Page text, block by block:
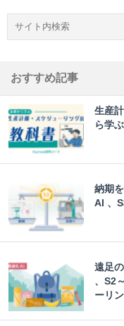
おすすめ記事
生産
ら学
納期
AI 、
遠足
、S2
ーリ